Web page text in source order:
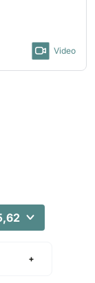
Video